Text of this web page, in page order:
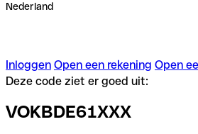
Nederland
Inloggen Open een rekening Open
Deze code ziet er goed uit:
VOKBDE61XXX